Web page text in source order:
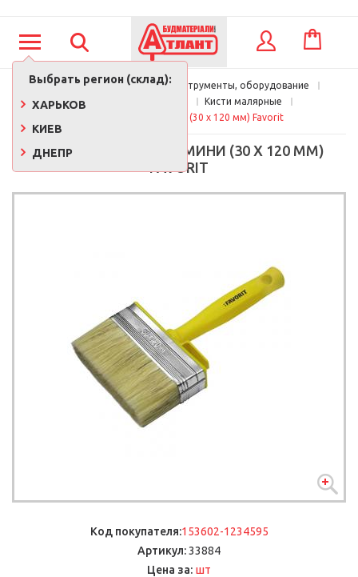
Выбрать регион (склад):
ХАРЬКОВ
КИЕВ
ДНЕПР
КОРЗИНА
Главная
Строительные инструменты, оборудование
Малярный инструмент
Кисти малярные
Кисть-макловица Мини (30 х 120 мм) Favorit
КИСТЬ-МАКЛОВИЦА МИНИ (30 Х 120 ММ)
FAVORIT
Код покупателя:153602-1234595
Артикул:33884
Цена за: шт